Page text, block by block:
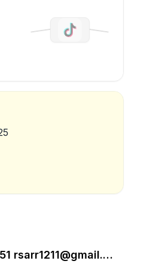
+221 77 106 21 51 rsarr1211@gmail.com Dakar, Sénégal